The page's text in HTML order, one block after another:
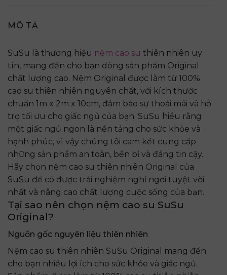
MÔ TẢ
SuSu là thương hiệu nệm cao su thiên nhiên uy
tín, mang đến cho bạn dòng sản phẩm Original
chất lượng cao. Nệm Original được làm từ 100%
cao su thiên nhiên nguyên chất, với kích thước
chuẩn 1m x 2m x 10cm, đảm bảo sự thoải mái và hỗ
trợ tối ưu cho giấc ngủ của bạn. SuSu hiểu rằng
một giấc ngủ ngon là nền tảng cho sức khỏe và
hạnh phúc, vì vậy chúng tôi cam kết cung cấp
những sản phẩm an toàn, bền bỉ và đáng tin cậy.
Hãy chọn nệm cao su thiên nhiên Original của
SuSu để có được trải nghiệm nghỉ ngơi tuyệt vời
nhất và nâng cao chất lượng cuộc sống của bạn.
Tại sao nên chọn nệm cao su SuSu
Original?
Nguồn gốc nguyên liệu thiên nhiên
Nệm cao su thiên nhiên SuSu Original mang đến
cho bạn nhiều lợi ích cho sức khỏe và giấc ngủ.